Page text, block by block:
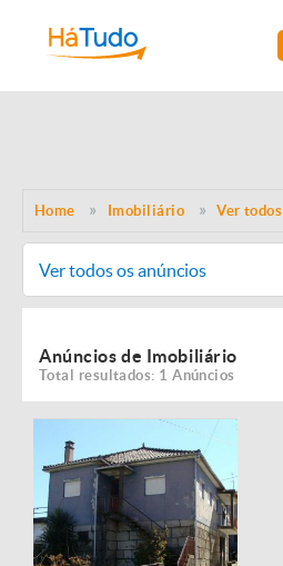
Home Imobiliário Ver todos
Ver todos os anúncios
Anúncios de Imobiliário
Total resultados: 1 Anúncios